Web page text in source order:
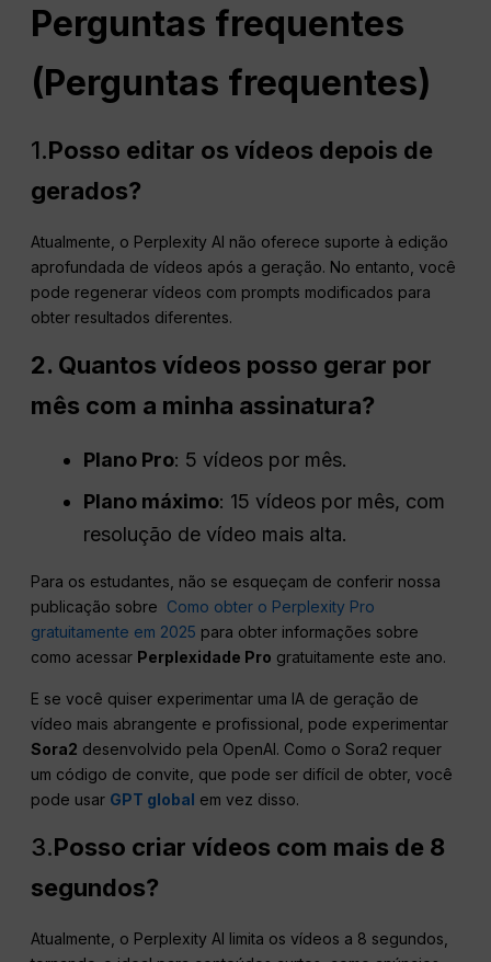
Perguntas frequentes
(Perguntas frequentes)
1.Posso editar os vídeos depois de
gerados?
Atualmente, o Perplexity AI não oferece suporte à edição
aprofundada de vídeos após a geração. No entanto, você
pode regenerar vídeos com prompts modificados para
obter resultados diferentes.
2. Quantos vídeos posso gerar por
mês com a minha assinatura?
Plano Pro: 5 vídeos por mês.
Plano máximo: 15 vídeos por mês, com
resolução de vídeo mais alta.
Para os estudantes, não se esqueçam de conferir nossa
publicação sobre Como obter o Perplexity Pro
gratuitamente em 2025 para obter informações sobre
como acessar Perplexidade Pro gratuitamente este ano.
E se você quiser experimentar uma IA de geração de
vídeo mais abrangente e profissional, pode experimentar
Sora2 desenvolvido pela OpenAI. Como o Sora2 requer
um código de convite, que pode ser difícil de obter, você
pode usar GPT global em vez disso.
3.Posso criar vídeos com mais de 8
segundos?
Atualmente, o Perplexity AI limita os vídeos a 8 segundos,